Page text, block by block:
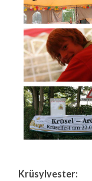
Krüsylvester: